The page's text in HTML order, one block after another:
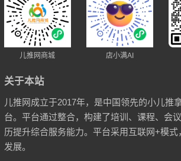
儿推网商城 店小满AI
关于本站
儿推网成立于2017年，是中国领先的小儿推
台。平台通过整合，构建了培训、课程、会
历提升综合服务能力。平台采用互联网+模
发展。